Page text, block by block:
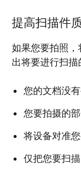
提高扫描件
如果您要拍照
出将要进行扫描
您的文档没
您要拍摄的
将设备对准
仅把您要扫